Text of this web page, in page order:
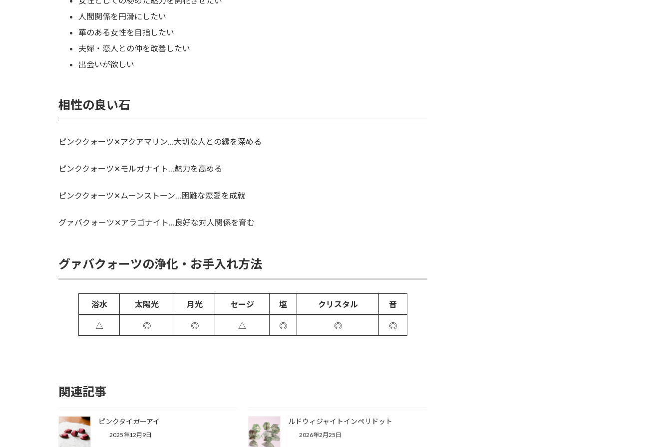
人間関係を円滑にしたい
華のある女性を目指したい
夫婦・恋人との仲を改善したい
出会いが欲しい
相性の良い石
ピンククォーツ✕アクアマリン…大切な人との縁を深める
ピンククォーツ✕モルガナイト…魅力を高める
ピンククォーツ✕ムーンストーン…困難な恋愛を成就
グァバクォーツ✕アラゴナイト…良好な対人関係を育む
グァバクォーツの浄化・お手入れ方法
浴水 太陽光 月光 セージ 塩 クリスタル 音
△ ◎ ◎ △ ◎ ◎ ◎
関連記事
ピンクタイガーアイ
2025年12月9日
ルドウィジャイトインペリドット
2026年2月25日